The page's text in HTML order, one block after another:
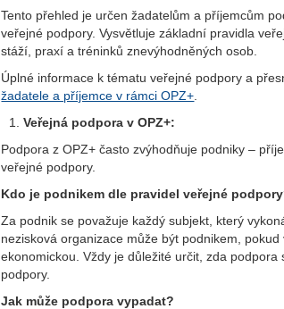
Tento přehled je určen žadatelům a příjemcům
veřejné podpory. Vysvětluje základní pravidla
stáží, praxí a tréninků znevýhodněných osob.
Úplné informace k tématu veřejné podpory a
žadatele a příjemce v rámci OPZ+
Veřejná podpora v OPZ+:
Podpora z OPZ+ často zvýhodňuje podniky –
veřejné podpory.
Kdo je podnikem dle pravidel veřejné
Za podnik se považuje každý subjekt, který
nezisková organizace může být podnikem,
ekonomickou. Vždy je důležité určit, zda
podpory.
Jak může podpora vypadat?